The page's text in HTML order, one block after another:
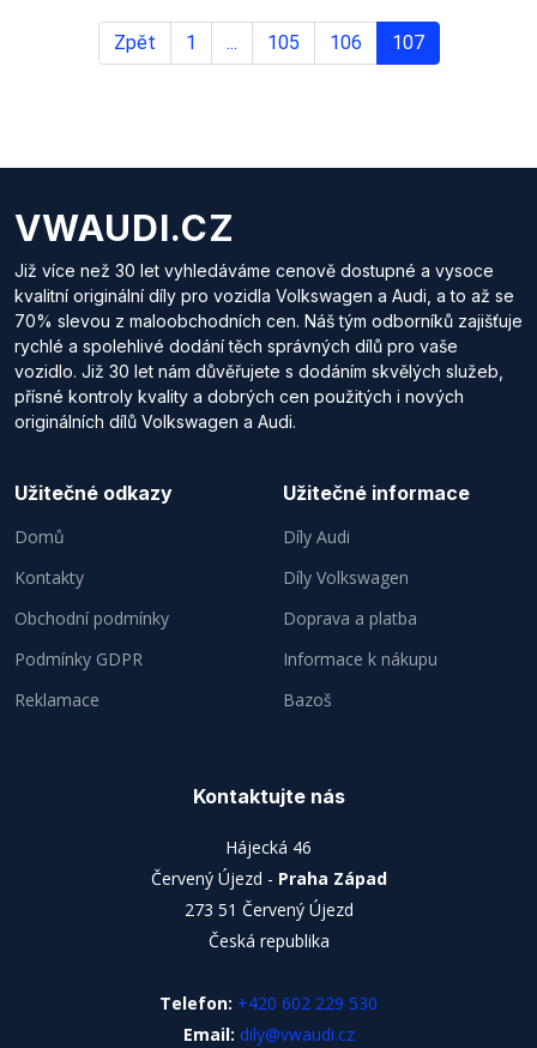
Zpět 1 ... 105 106 107
VWAUDI.CZ
Již více než 30 let vyhledáváme cenově dostupné a vysoce
kvalitní originální díly pro vozidla Volkswagen a Audi, a to až se
70% slevou z maloobchodních cen. Náš tým odborníků zajišťuje
rychlé a spolehlivé dodání těch správných dílů pro vaše
vozidlo. Již 30 let nám důvěřujete s dodáním skvělých služeb,
přísné kontroly kvality a dobrých cen použitých i nových
originálních dílů Volkswagen a Audi.
Užitečné odkazy
Domů
Kontakty
Obchodní podmínky
Podmínky GDPR
Reklamace
Užitečné informace
Díly Audi
Díly Volkswagen
Doprava a platba
Informace k nákupu
Bazoš
Kontaktujte nás
Hájecká 46
Červený Újezd - Praha Západ
273 51 Červený Újezd
Česká republika
Telefon: +420 602 229 530
Email: dily@vwaudi.cz